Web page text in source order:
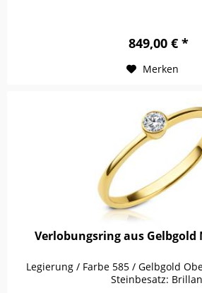
849,00 € *
Merken
Verlobungsring aus Gelbgold
Legierung / Farbe 585 / Gelbgold
Steinbesatz: